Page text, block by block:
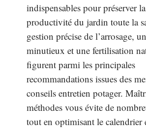
indispensables pour préserver
productivité du jardin toute la
gestion précise de l’arrosage,
minutieux et une fertilisation
figurent parmi les principales
recommandations issues des
conseils entretien potager.
méthodes vous évite de
tout en optimisant le calendrier